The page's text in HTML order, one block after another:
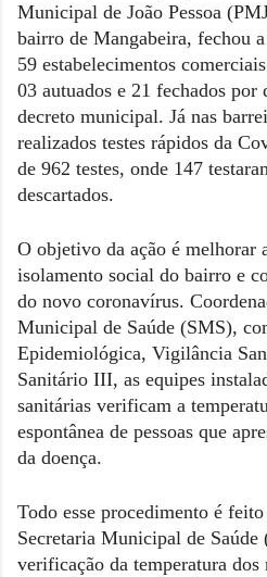
Municipal de João Pessoa
bairro de Mangabeira, fechou
59 estabelecimentos
03 autuados e 21 fechados por
decreto municipal. Já nas
realizados testes rápidos da
de 962 testes, onde 147
descartados.
O objetivo da ação é melhorar
isolamento social do bairro e
do novo coronavírus.
Municipal de Saúde (SMS),
Epidemiológica, Vigilância
Sanitário III, as equipes
sanitárias verificam a
espontânea de pessoas que
da doença.
Todo esse procedimento é
Secretaria Municipal de
verificação da temperatura dos